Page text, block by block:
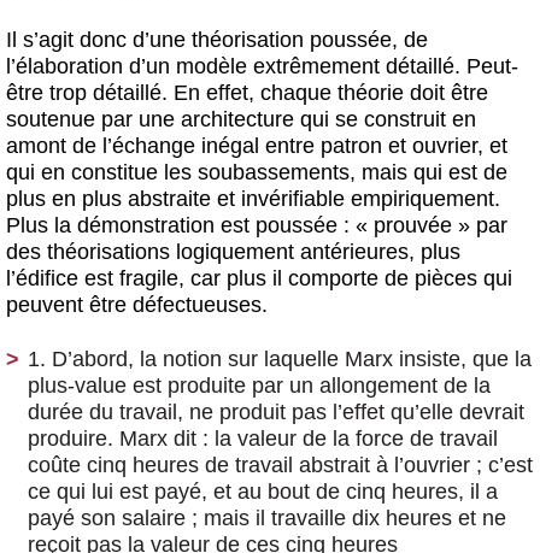
Il s’agit donc d’une théorisation poussée, de
l’élaboration d’un modèle extrêmement détaillé. Peut-
être trop détaillé. En effet, chaque théorie doit être
soutenue par une architecture qui se construit en
amont de l’échange inégal entre patron et ouvrier, et
qui en constitue les soubassements, mais qui est de
plus en plus abstraite et invérifiable empiriquement.
Plus la démonstration est poussée : « prouvée » par
des théorisations logiquement antérieures, plus
l’édifice est fragile, car plus il comporte de pièces qui
peuvent être défectueuses.
1. D’abord, la notion sur laquelle Marx insiste, que la
plus-value est produite par un allongement de la
durée du travail, ne produit pas l’effet qu’elle devrait
produire. Marx dit : la valeur de la force de travail
coûte cinq heures de travail abstrait à l’ouvrier ; c’est
ce qui lui est payé, et au bout de cinq heures, il a
payé son salaire ; mais il travaille dix heures et ne
reçoit pas la valeur de ces cinq heures